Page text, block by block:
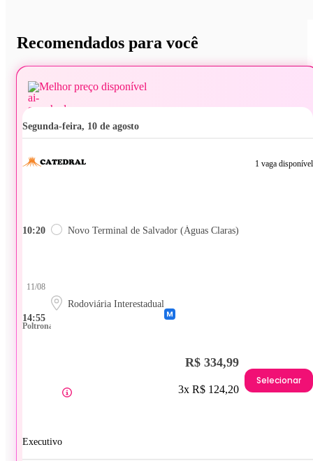
Recomendados para você
Melhor preço disponível
segunda-feira, 10 de agosto
1 vaga disponível
10:20 Novo Terminal de Salvador (Águas Claras)
14:55
11/08
Rodoviária Interestadual
Poltrona
Executivo
R$ 334,99
3x R$ 124,20
Selecionar